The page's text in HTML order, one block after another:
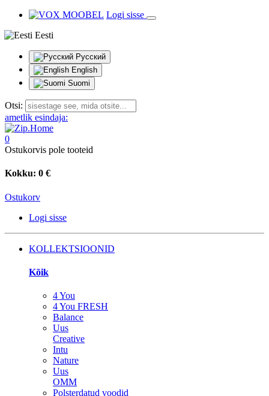
Logi sisse
Eesti
Русский
English
Suomi
Otsi:
ametlik esindaja:
0
Ostukorvis pole tooteid
Kokku: 0 €
Ostukorv
Logi sisse
KOLLEKTSIOONID
Kõik
4 You
4 You FRESH
Balance
Uus
Creative
Intu
Nature
Uus
OMM
Polsterdatud voodid